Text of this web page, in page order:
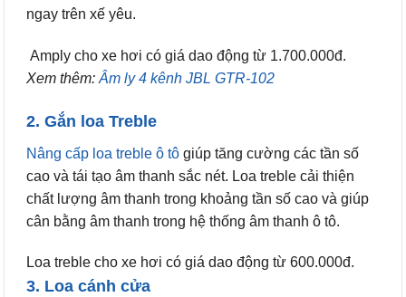
ngay trên xế yêu.
Amply cho xe hơi có giá dao động từ 1.700.000đ.
Xem thêm: Âm ly 4 kênh JBL GTR-102
2. Gắn loa Treble
Nâng cấp loa treble ô tô giúp tăng cường các tần số
cao và tái tạo âm thanh sắc nét. Loa treble cải thiện
chất lượng âm thanh trong khoảng tần số cao và giúp
cân bằng âm thanh trong hệ thống âm thanh ô tô.
Loa treble cho xe hơi có giá dao động từ 600.000đ.
3. Loa cánh cửa